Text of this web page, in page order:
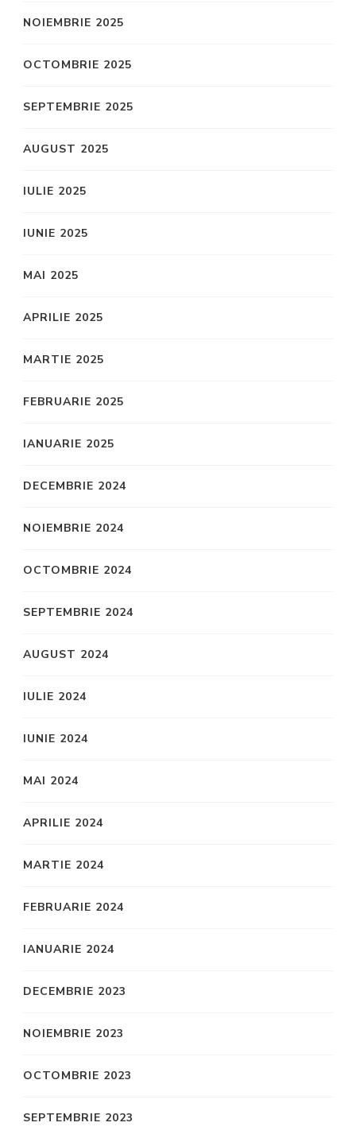
NOIEMBRIE 2025
OCTOMBRIE 2025
SEPTEMBRIE 2025
AUGUST 2025
IULIE 2025
IUNIE 2025
MAI 2025
APRILIE 2025
MARTIE 2025
FEBRUARIE 2025
IANUARIE 2025
DECEMBRIE 2024
NOIEMBRIE 2024
OCTOMBRIE 2024
SEPTEMBRIE 2024
AUGUST 2024
IULIE 2024
IUNIE 2024
MAI 2024
APRILIE 2024
MARTIE 2024
FEBRUARIE 2024
IANUARIE 2024
DECEMBRIE 2023
NOIEMBRIE 2023
OCTOMBRIE 2023
SEPTEMBRIE 2023